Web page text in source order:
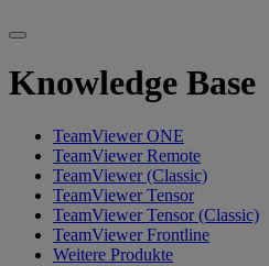
Knowledge Base
TeamViewer ONE
TeamViewer Remote
TeamViewer (Classic)
TeamViewer Tensor
TeamViewer Tensor (Classic)
TeamViewer Frontline
Weitere Produkte